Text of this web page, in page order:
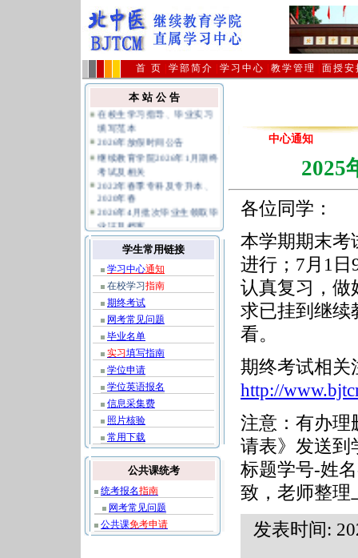
首 页 学部简介 学习中心 教学管理 面授安
本 站 公 告
在校生学习指导、毕业实习
填写范本
2026年放假时间公告
继续教育学院2026年1月期终
考试及相关
2022年春季专科及专升本、
2020年春
2026年4月批次毕业生领取毕
业证及档案
关于不要购买假冒复习题避
免上当受骗的公告
公共课统考报名及相关规定
指南
学生常用链接
学习中心通知
在校学习 指南
期终考试
网考常见问题
毕业名单
实习 填写指南
学位申请
学位英语报名
信息采集费
照片核验
常用下载
公共课统考
统考报名指南
网考常见问题
公共课免考申请
中心通知
2025
各位同学：
本学期期末考
进行；7月1日
认真复习，做
求已挂到继续
看。
期终考试相关
http://
注意：有办理
请表》发送到
标题学号-姓
致，老师整理
发表时间: